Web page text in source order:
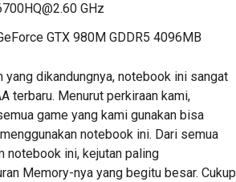
GHz
GTX 980M GDDR5 4096MB
yang dikandungnya, notebook ini sangat
terbaru. Menurut perkiraan kami,
game yang kami gunakan bisa
notebook ini. Dari semua
notebook ini, kejutan paling
Memory-nya yang begitu besar. Cukup